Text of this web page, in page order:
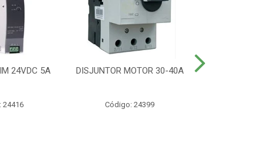
24VDC 5A
24416
DISJUNTOR MOTOR 30-40A
Código: 24399